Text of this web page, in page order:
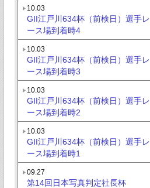
10.03
GII江戸川634杯（前検日）選手レ
ース場到着時4
10.03
GII江戸川634杯（前検日）選手レ
ース場到着時3
10.03
GII江戸川634杯（前検日）選手レ
ース場到着時2
10.03
GII江戸川634杯（前検日）選手レ
ース場到着時1
09.27
第14回日本写真判定社長杯